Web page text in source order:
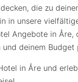
die zu
in unsere
Angebote in Åre,
und deinem Budget
in Åre und